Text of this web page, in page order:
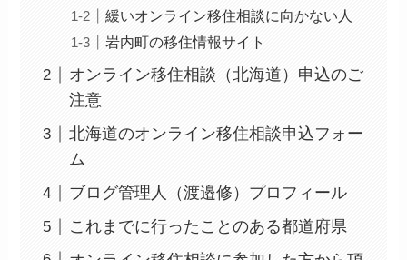
緩いオンライン移住相談に向かない人
岩内町の移住情報サイト
オンライン移住相談（北海道）申込のご
注意
北海道のオンライン移住相談申込フォー
ム
ブログ管理人（渡邉修）プロフィール
これまでに行ったことのある都道府県